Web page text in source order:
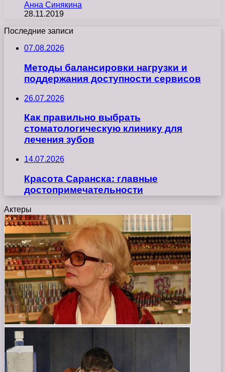
Анна Синякина
28.11.2019
Последние записи
07.08.2026
Методы балансировки нагрузки и
поддержания доступности сервисов
26.07.2026
Как правильно выбрать
стоматологическую клинику для
лечения зубов
14.07.2026
Красота Саранска: главные
достопримечательности
Актеры